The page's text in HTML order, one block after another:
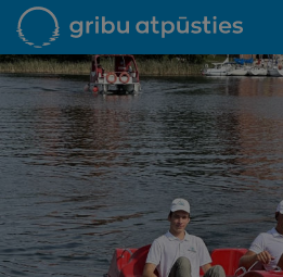
Iepatikās šis